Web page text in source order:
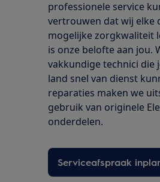
professionele service
vertrouwen dat wij elke
mogelijke zorgkwaliteit
is onze belofte aan jou.
vakkundige technici die
land snel van dienst
reparaties maken we
gebruik van originele
onderdelen.
Serviceafspraak